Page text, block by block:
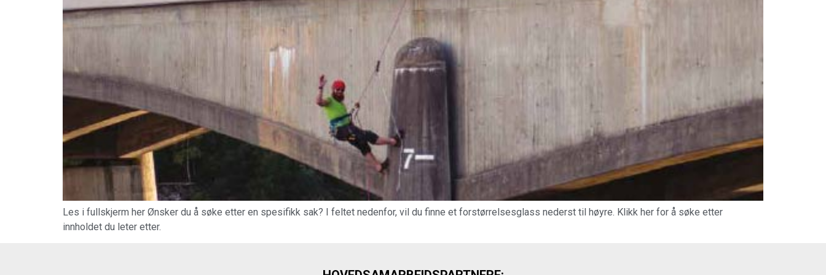
Les i fullskjerm her Ønsker du å søke etter en spesifikk sak? I feltet nedenfor, vil du finne et forstørrelsesglass nederst til høyre. Klikk her for å søke etter
innholdet du leter etter.